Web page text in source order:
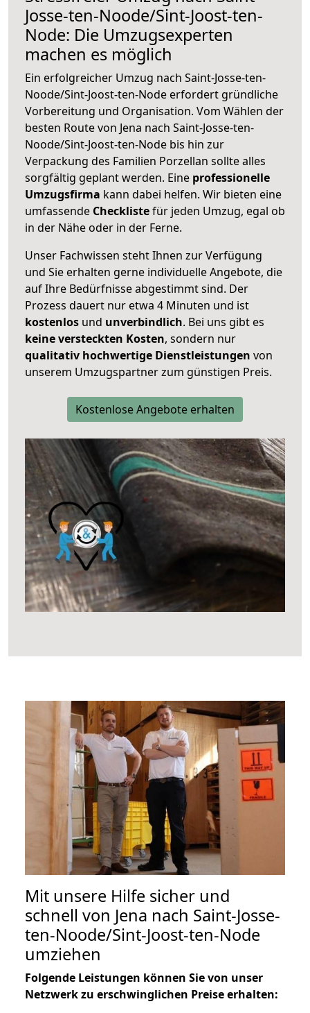
Josse-ten-Noode/Sint-Joost-ten-
Node: Die Umzugsexperten
machen es möglich
Ein erfolgreicher Umzug nach Saint-Josse-ten-
Noode/Sint-Joost-ten-Node erfordert gründliche
Vorbereitung und Organisation. Vom Wählen der
besten Route von Jena nach Saint-Josse-ten-
Noode/Sint-Joost-ten-Node bis hin zur
Verpackung des Familien Porzellan sollte alles
sorgfältig geplant werden. Eine professionelle
Umzugsfirma kann dabei helfen. Wir bieten eine
umfassende Checklistefür jeden Umzug, egal ob
in der Nähe oder in der Ferne.
Unser Fachwissen steht Ihnen zur Verfügung
und Sie erhalten gerne individuelle Angebote, die
auf Ihre Bedürfnisse abgestimmt sind. Der
Prozess dauert nur etwa 4 Minuten und ist
kostenlos und unverbindlich. Bei uns gibt es
keine versteckten Kosten, sondern nur
qualitativ hochwertige Dienstleistungen von
unserem Umzugspartner zum günstigen Preis.
Kostenlose Angebote erhalten
Mit unsere Hilfe sicher und
schnell von Jena nach Saint-Josse-
ten-Noode/Sint-Joost-ten-Node
umziehen
Folgende Leistungen können Sie von unser
Netzwerk zu erschwinglichen Preise erhalten: